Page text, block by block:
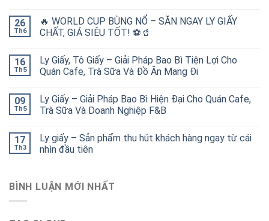
26
Th6
🔥 WORLD CUP BÙNG NỔ – SĂN NGAY LY GIẤY
CHẤT, GIÁ SIÊU TỐT! ⚽🥤
16
Th5
Ly Giấy, Tô Giấy – Giải Pháp Bao Bì Tiện Lợi Cho
Quán Cafe, Trà Sữa Và Đồ Ăn Mang Đi
09
Th5
Ly Giấy – Giải Pháp Bao Bì Hiện Đại Cho Quán Cafe,
Trà Sữa Và Doanh Nghiệp F&B
17
Th3
Ly giấy – Sản phẩm thu hút khách hàng ngay từ cái
nhìn đầu tiên
BÌNH LUẬN MỚI NHẤT